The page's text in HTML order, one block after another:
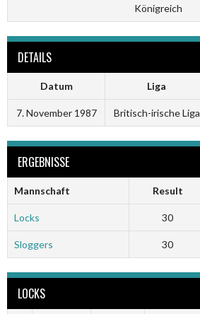
Königreich
DETAILS
Datum Liga
7. November 1987 Britisch-irische Liga
ERGEBNISSE
Mannschaft Result
Locks 30
Sloggers 30
LOCKS